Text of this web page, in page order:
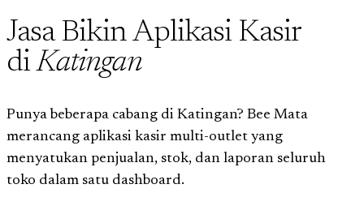
Jasa Bikin Aplikasi Kasir
diKatingan
Punya beberapa cabang di Katingan? Bee Mata
merancang aplikasi kasir multi-outlet yang
menyatukan penjualan, stok, dan laporan seluruh
toko dalam satu dashboard.